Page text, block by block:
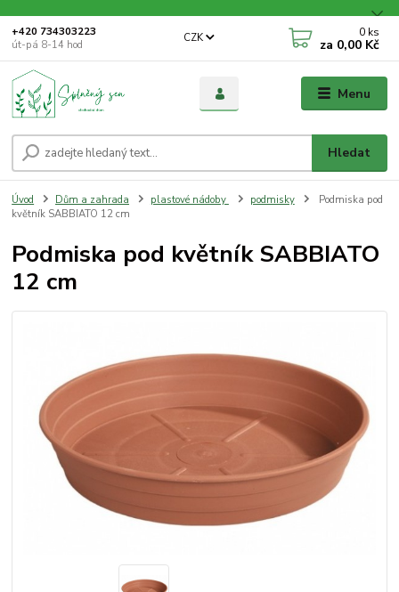
Menu
CZK
Hledat
+420 734303223
út-pá 8-14 hod
0 ks
za 0,00 Kč
Úvod Dům a zahrada plastové nádoby podmisky
Podmiska pod
květník SABBIATO 12 cm
Podmiska pod květník SABBIATO
12 cm